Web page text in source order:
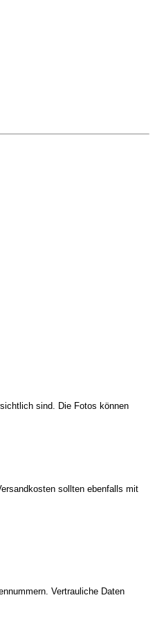
sind. Die Fotos können
sollten ebenfalls mit
Vertrauliche Daten